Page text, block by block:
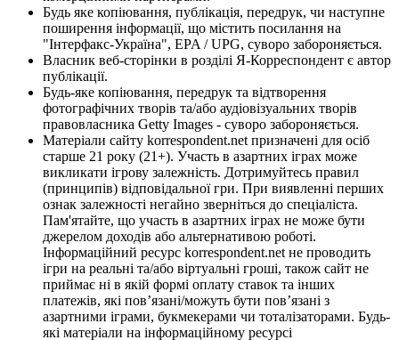
Будь яке копіювання, публікація, передрук, чи наступне
поширення інформації, що містить посилання на
"Інтерфакс-Україна", EPA / UPG, суворо забороняється.
Власник веб-сторінки в розділі Я-Корреспондент є автор
публікації.
Будь-яке копіювання, передрук та відтворення
фотографічних творів та/або аудіовізуальних творів
правовласника Getty Images - суворо забороняється.
Матеріали сайту korrespondent.net призначені для осіб
старше 21 року (21+). Участь в азартних іграх може
викликати ігрову залежність. Дотримуйтесь правил
(принципів) відповідальної гри. При виявленні перших
ознак залежності негайно зверніться до спеціаліста.
Пам'ятайте, що участь в азартних іграх не може бути
джерелом доходів або альтернативою роботі.
Інформаційний ресурс korrespondent.net не проводить
ігри на реальні та/або віртуальні гроші, також сайт не
приймає ні в якій формі оплату ставок та інших
платежів, які пов’язані/можуть бути пов’язані з
азартними іграми, букмекерами чи тоталізаторами. Будь-
які матеріали на інформаційному ресурсі